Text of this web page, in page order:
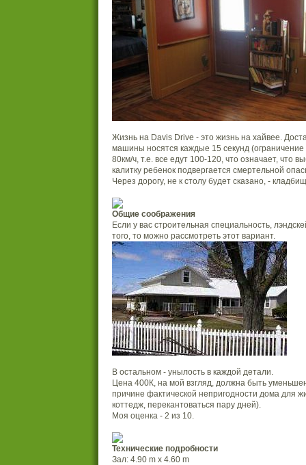
Жизнь на Davis Drive - это жизнь на хайвее.
машины носятся каждые 15 секунд (ограничение
80км/ч, т.е. все едут 100-120, что означает, что
калитку ребенок подвергается смертельной
Через дорогу, не к столу будет сказано, -
Общие соображения
Если у вас строительная специальность,
того, то можно рассмотреть этот вариант.
В остальном - унылость в каждой детали.
Цена 400К, на мой взгляд, должна быть
причине фактической непригодности дома для
коттедж, перекантоваться пару дней).
Моя оценка - 2 из 10.
Технические подробности
Зал: 4.90 m x 4.60 m